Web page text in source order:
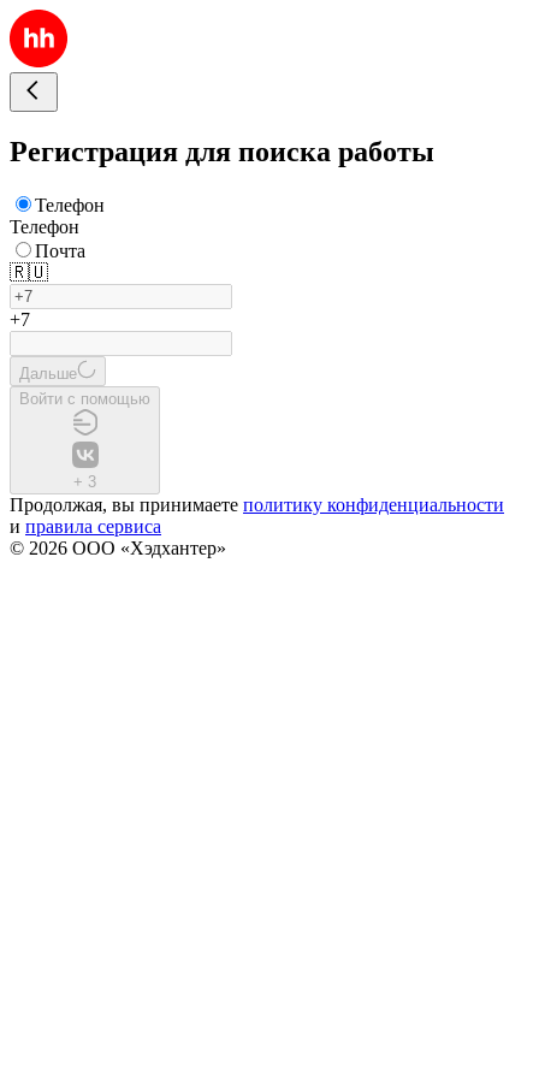
Регистрация для поиска работы
Телефон
Телефон
Почта
🇷🇺
+7
Дальше
Войти с помощью
+ 3
Продолжая, вы принимаете политику конфиденциальности
и правила сервиса
© 2026 ООО «Хэдхантер»